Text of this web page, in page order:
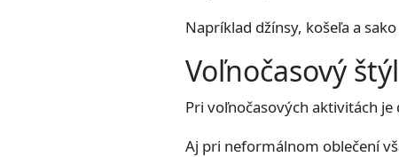
Napríklad džínsy, košeľa a
Voľnočasový štýl
Pri voľnočasových aktivitách
Aj pri neformálnom oblečení